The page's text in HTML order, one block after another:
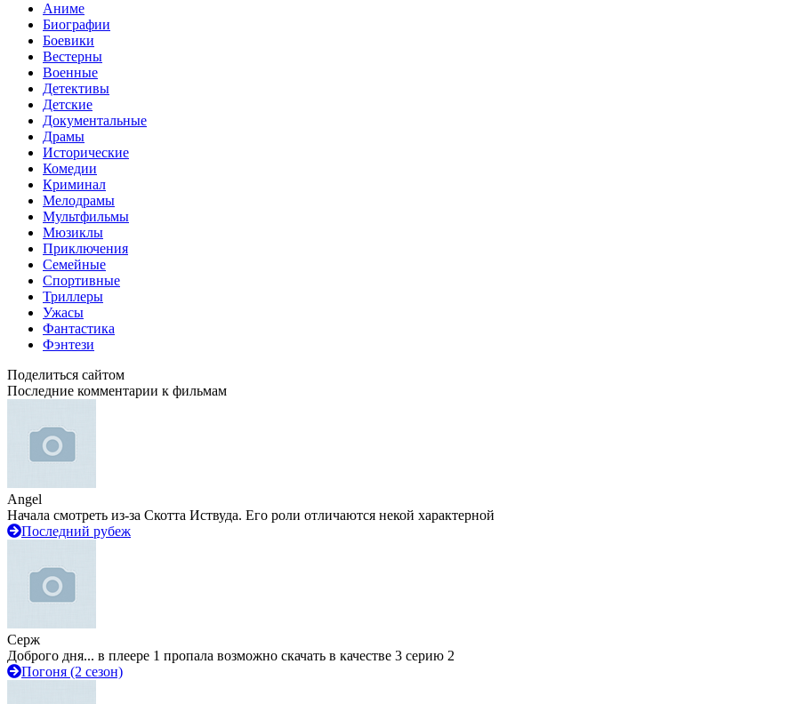
Аниме
Биографии
Боевики
Вестерны
Военные
Детективы
Детские
Документальные
Драмы
Исторические
Комедии
Криминал
Мелодрамы
Мультфильмы
Мюзиклы
Приключения
Семейные
Спортивные
Триллеры
Ужасы
Фантастика
Фэнтези
Поделиться сайтом
Последние комментарии к фильмам
Angel
Начала смотреть из-за Скотта Иствуда. Его роли отличаются некой характерной
Последний рубеж
Серж
Доброго дня... в плеере 1 пропала возможно скачать в качестве 3 серию 2
Погоня (2 сезон)